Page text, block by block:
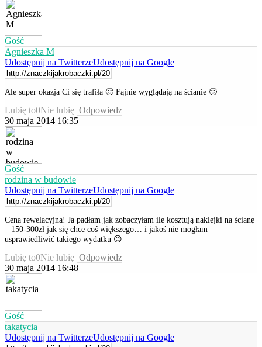
Gość
Agnieszka M
Udostępnij na TwitterzeUdostępnij na Google
Ale super okazja Ci się trafiła 🙂 Fajnie wyglądają na ścianie 🙂
Lubię to0Nie lubię Odpowiedz
30 maja 2014 16:35
Gość
rodzina w budowie
Udostępnij na TwitterzeUdostępnij na Google
Cena rewelacyjna! Ja padłam jak zobaczyłam ile kosztują naklejki na ścianę
– 150-300zł jak się chce coś większego… i jakoś nie mogłam
usprawiedliwić takiego wydatku 😉
Lubię to0Nie lubię Odpowiedz
30 maja 2014 16:48
Gość
takatycia
Udostępnij na TwitterzeUdostępnij na Google